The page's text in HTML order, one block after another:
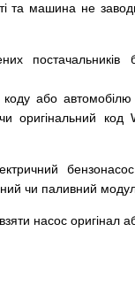
та машина не
постачальників
коду або автомобілю
оригінальний код
бензонасос
чи паливний
взяти насос оригінал